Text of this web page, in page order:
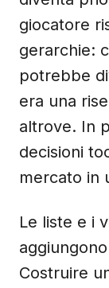
giocatore
gerarchie:
potrebbe
era una
altrove. In
decisioni
mercato in
Le liste e i
Costruire